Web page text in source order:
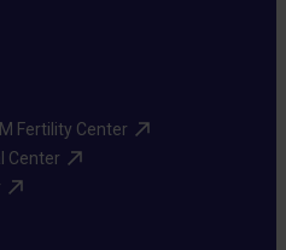
Fertility Center​
Center​